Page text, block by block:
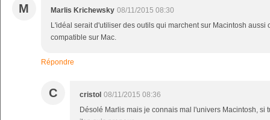
M Marlis Krichewsky 08/11/2015 08:30
L'idéal serait d'utiliser des outils qui marchent sur Macintosh aussi
compatible sur Mac.
Répondre
C cristol 08/11/2015 08:36
Désolé Marlis mais je connais mal l'univers Macintosh, si